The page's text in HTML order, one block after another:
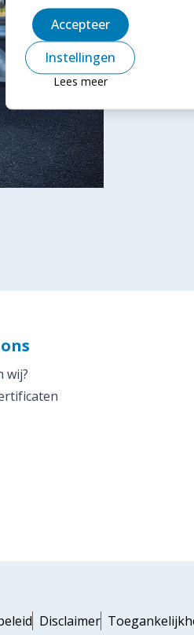
wij?
Disclaimer
Accepteer
Instellingen
Lees meer